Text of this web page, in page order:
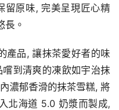
留原味, 完美呈現匠心精
長。
產品, 讓抹茶愛好者的味
到清爽的凍飲如宇治抹
濃郁香滑的抹茶雪糕, 將
北海道 5.0 奶漿而製成,